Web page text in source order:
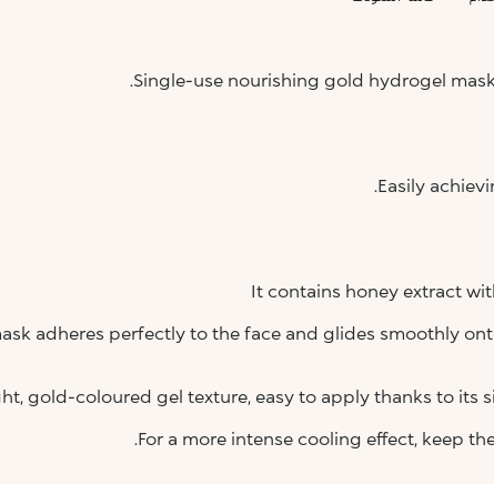
Single-use nourishing gold hydrogel
adheres perfectly to the face and glides smoothly
gold-coloured gel texture, easy to apply thanks to its
For a more intense cooling effect, keep